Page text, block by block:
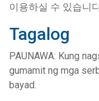
이용하실 수 있습니
Tagalog
PAUNAWA: Kung
gumamit ng mga
bayad.